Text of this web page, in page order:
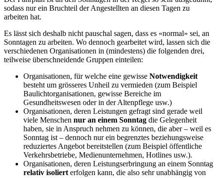
sodass nur ein Bruchteil der Angestellten an diesen Tagen zu
arbeiten hat.
Es lässt sich deshalb nicht pauschal sagen, dass es «normal» sei, an
Sonntagen zu arbeiten. Wo dennoch gearbeitet wird, lassen sich die
verschiedenen Organisationen in (mindestens) die folgenden drei,
teilweise überschneidende Gruppen einteilen:
Organisationen, für welche eine gewisse Notwendigkeit
besteht um grösseres Unheil zu vermieden (zum Beispiel
Baulichtorganisationen, gewisse Bereiche im
Gesundheitswesen oder in der Altenpflege usw.)
Organisationen, deren Leistungen gefragt sind gerade weil
viele Menschen nur an einem Sonntag die Gelegenheit
haben, sie in Anspruch nehmen zu können, die aber – weil es
Sonntag ist – dennoch nur ein begrenztes beziehungsweise
reduziertes Angebot bereitstellen (zum Beispiel öffentliche
Verkehrsbetriebe, Medienunternehmen, Hotlines usw.).
Organisationen, deren Leistungserbringung an einem Sonntag
relativ isoliert erfolgen kann, die also sehr unabhängig von